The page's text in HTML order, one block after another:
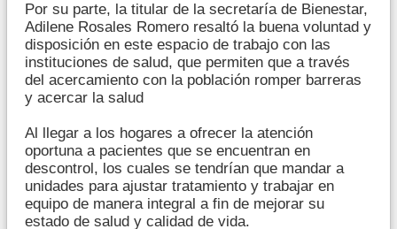
Por su parte, la titular de la secretaría de Bienestar,
Adilene Rosales Romero resaltó la buena voluntad y
disposición en este espacio de trabajo con las
instituciones de salud, que permiten que a través
del acercamiento con la población romper barreras
y acercar la salud
Al llegar a los hogares a ofrecer la atención
oportuna a pacientes que se encuentran en
descontrol, los cuales se tendrían que mandar a
unidades para ajustar tratamiento y trabajar en
equipo de manera integral a fin de mejorar su
estado de salud y calidad de vida.